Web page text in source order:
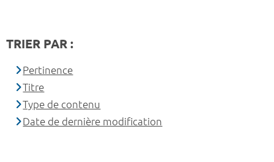
TRIER PAR :
Pertinence
Titre
Type de contenu
Date de dernière modification